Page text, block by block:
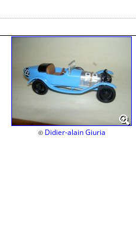
© Didier-alain Giuria